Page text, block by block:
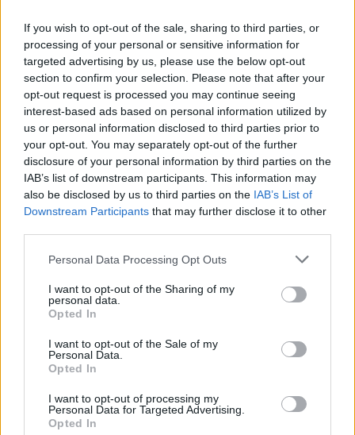
If you wish to opt-out of the sale, sharing to third parties, or
processing of your personal or sensitive information for
targeted advertising by us, please use the below opt-out
section to confirm your selection. Please note that after your
opt-out request is processed you may continue seeing
interest-based ads based on personal information utilized by
us or personal information disclosed to third parties prior to
your opt-out. You may separately opt-out of the further
disclosure of your personal information by third parties on the
IAB’s list of downstream participants. This information may
also be disclosed by us to third parties on the IAB’s List of
Downstream Participants that may further disclose it to other
Personal Data Processing Opt Outs
I want to opt-out of the Sharing of my
personal data.
Opted In
I want to opt-out of the Sale of my
Personal Data.
Opted In
I want to opt-out of processing my
Personal Data for Targeted Advertising.
Opted In
LO MÁS LEÍDO
Fallece un bebé de 20 meses por un
golpe de calor en Fuerteventura
¿EN QUÉ MOMENTO DEJAMOS DE SER
HUMANOS?. Por Maite de Vera Cabrera
Fuerteventura Santiago de Compostela
en Fuerteventura
Vuelca una hormigonera en Lajares